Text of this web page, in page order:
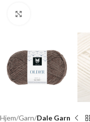
Hjem Garn Dale Garn